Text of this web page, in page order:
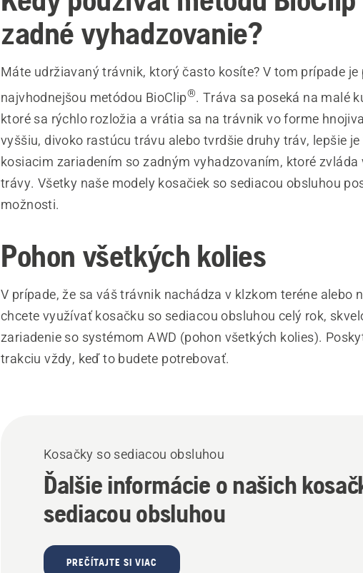
zadné vyhadzovanie?
Máte udržiavaný trávnik, ktorý často kosíte? V tom prípade je
najvhodnejšou metódou BioClip®. Tráva sa poseká na malé
ktoré sa rýchlo rozložia a vrátia sa na trávnik vo forme
vyššiu, divoko rastúcu trávu alebo tvrdšie druhy tráv, lepšie
kosiacim zariadením so zadným vyhadzovaním, ktoré
trávy. Všetky naše modely kosačiek so sediacou obsluhou
možnosti.
Pohon všetkých kolies
V prípade, že sa váš trávnik nachádza v klzkom teréne alebo
chcete využívať kosačku so sediacou obsluhou celý rok,
zariadenie so systémom AWD (pohon všetkých kolies).
trakciu vždy, keď to budete potrebovať.
Kosačky so sediacou obsluhou
Ďalšie informácie o našich
sediacou obsluhou
PREČÍTAJTE SI VIAC